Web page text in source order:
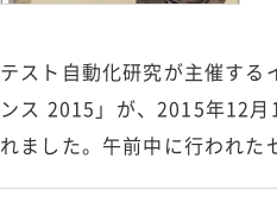
テスト自動化研究が主催する
ンス 2015」が、2015年12
れました。午前中に行われ